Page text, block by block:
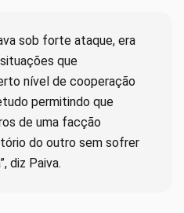
sob forte ataque, era
que
nível de cooperação
permitindo que
de uma facção
do outro sem sofrer
diz Paiva.